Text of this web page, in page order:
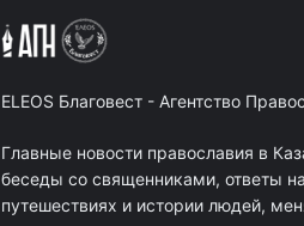
ELEOS Благовест - Агентство
Главные новости православия в
беседы со священниками, ответы
путешествиях и истории людей,